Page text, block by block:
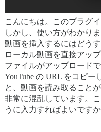
こんにちは。このプラグ
しかし、使い方がわかりま
動画を挿入するにはどう
ローカル動画を直接アッ
ファイルがアップロード
YouTube の URL をコピー
と、動画を読み取ることが
非常に混乱しています。
うに入力すればよいですか